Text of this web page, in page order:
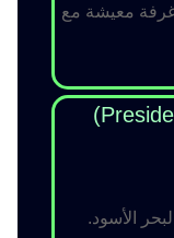
معيشة مع
الأسود.